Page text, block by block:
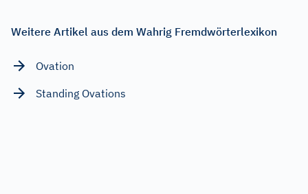
Weitere Artikel aus dem Wahrig Fremdwörterlexikon
Ovation
Standing Ovations